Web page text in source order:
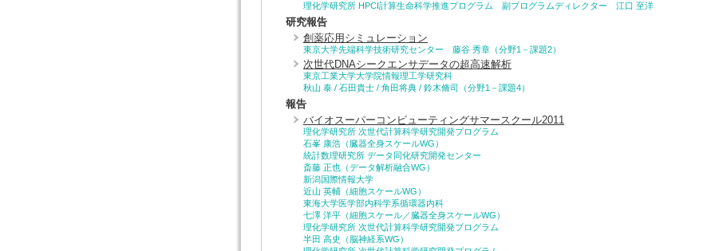
理化学研究所 HPCI計算生命科学推進プログラム 副プログラムディレクター 江口 至洋
研究報告
創薬応用シミュレーション
東京大学先端科学技術研究センター 藤谷 秀章（分野1－課題2）
次世代DNAシークエンサデータの超高速解析
東京工業大学大学院情報理工学研究科
秋山 泰 / 石田貴士 / 角田将典 / 鈴木脩司（分野1－課題4）
報告
バイオスーパーコンピューティングサマースクール2011
理化学研究所 次世代計算科学研究開発プログラム
石峯 康浩（臓器全身スケールWG）
統計数理研究所 データ同化研究開発センター
斎藤 正也（データ解析融合WG）
新潟国際情報大学
近山 英輔（細胞スケールWG）
東海大学医学部内科学系循環器内科
七澤 洋平（細胞スケール／臓器全身スケールWG）
理化学研究所 次世代計算科学研究開発プログラム
半田 高史（脳神経系WG）